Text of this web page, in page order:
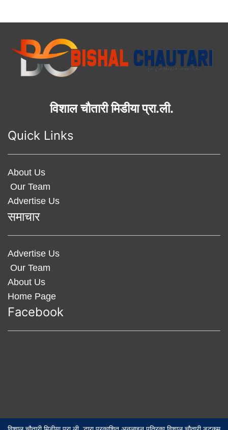
विशाल चौतारी मिडीया प्रा.ली.
Quick Links
About Us
Our Team
Advertise Us
समाचार
Advertise Us
Our Team
About Us
Home Page
Facebook